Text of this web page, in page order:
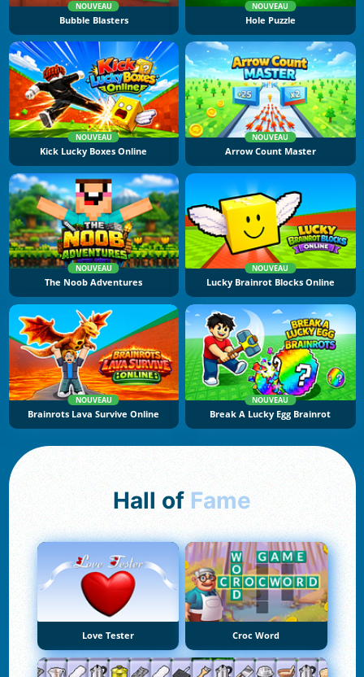
NOUVEAU
Bubble Blasters
NOUVEAU
Hole Puzzle
NOUVEAU
Kick Lucky Boxes Online
NOUVEAU
Arrow Count Master
NOUVEAU
The Noob Adventures
NOUVEAU
Lucky Brainrot Blocks Online
NOUVEAU
Brainrots Lava Survive Online
NOUVEAU
Break A Lucky Egg Brainrot
Hall of Fame
Love Tester Croc Word